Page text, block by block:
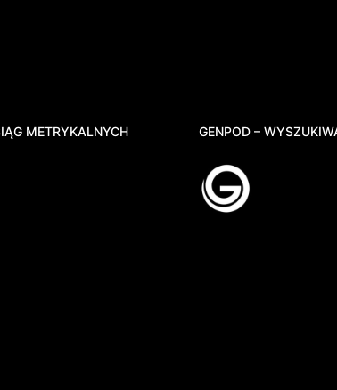
METRYKALNYCH GENPOD –